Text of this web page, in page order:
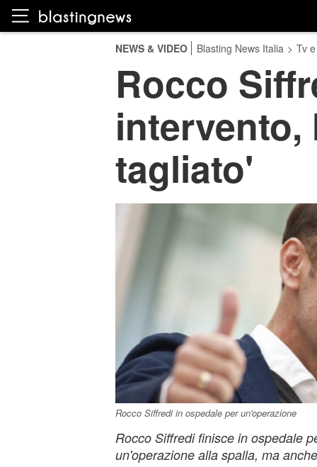
NEWS & VIDEO Blasting News Italia > Tv
Rocco
intervento,
tagliato'
Rocco Siffredi in ospedale per un'operazione
Rocco Siffredi finisce in ospedale
un'operazione alla spalla, ma